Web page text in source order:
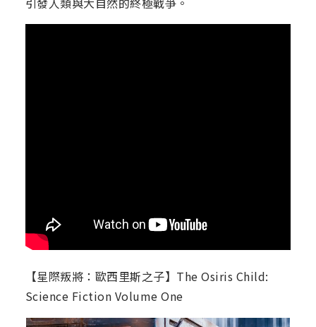
【星際叛將：歐西里斯之子】The Osiris Child:
Science Fiction Volume One